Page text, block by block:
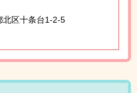
北区十条台1-2-5